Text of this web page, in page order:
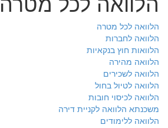
הלוואה לכל מטרה
הלוואה לחברות
הלוואות חוץ בנקאיות
הלוואה מהירה
הלוואה לשכירים
הלוואה לטיול בחול
הלוואה לכיסוי חובות
משכנתא הלוואה לקניית דירה
הלוואה ללימודים